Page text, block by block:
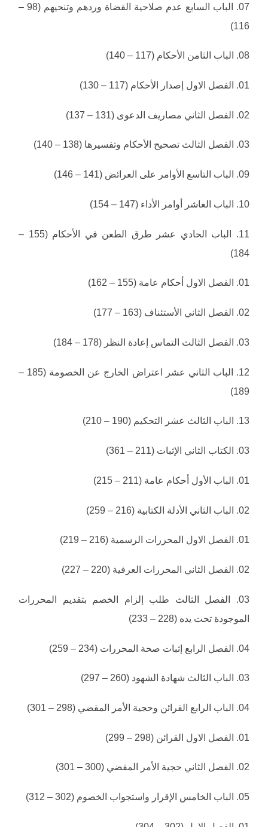
07. الباب السابع عدم صلاحية القضاة وردهم وتنحيهم (98 –
116)
08. الباب الثامن الأحكام (117 – 140)
01. الفصل الاول إصدار الأحكام (117 – 130)
02. الفصل الثاني مصاريف الدعوى (131 – 137)
03. الفصل الثالث تصحيح الأحكام وتفسيرها (138 – 140)
09. الباب التاسع الأوامر على العرائض (141 – 146)
10. الباب العاشر أوامر الأداء (147 – 154)
11. الباب الحادي عشر طرق الطعن في الأحكام (155 –
184)
01. الفصل الاول أحكام عامة (155 – 162)
02. الفصل الثاني الأستئناف (163 – 177)
03. الفصل الثالث التماس إعادة النظر (178 – 184)
12. الباب الثاني عشر اعتراض الخارج عن الخصومة (185 –
189)
13. الباب الثالث عشر التحكيم (190 – 210)
03. الكتاب الثاني الإثبات (211 – 361)
01. الباب الأول أحكام عامة (211 – 215)
02. الباب الثاني الأدلة الكتابية (216 – 259)
01. الفصل الاول المحررات الرسمية (216 – 219)
02. الفصل الثاني المحررات العرفية (220 – 227)
03. الفصل الثالث طلب إلزام الخصم بتقديم المحررات
الموجودة تحت يده (228 – 233)
04. الفصل الرابع إثبات صحة المحررات (234 – 259)
03. الباب الثالث شهادة الشهود (260 – 297)
04. الباب الرابع القرائن وحجية الأمر المقضي (298 – 301)
01. الفصل الاول القرائن (298 – 299)
02. الفصل الثاني حجية الأمر المقضي (300 – 301)
05. الباب الخامس الإقرار واستجواب الخصوم (302 – 312)